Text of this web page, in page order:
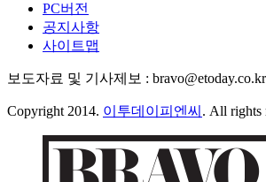
PC버전
공지사항
사이트맵
보도자료 및 기사제보 : bravo@etoday.co.kr
Copyright 2014. 이투데이피엔씨 . All rights